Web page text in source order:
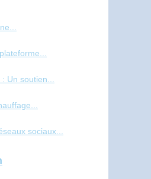
Un soutien...
sociaux...